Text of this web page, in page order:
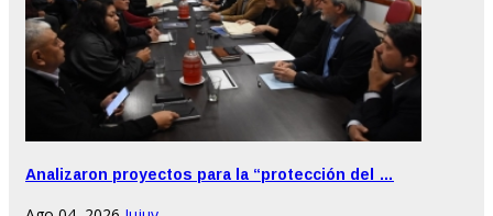
Analizaron proyectos para la “protección del …